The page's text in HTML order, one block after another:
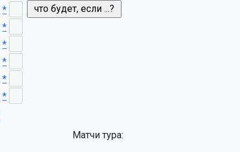
*
*
*
*
*
*
Матчи тура: